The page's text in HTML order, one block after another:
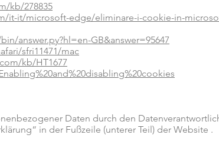
kb/278835
it/microsoft-edge/eliminare-i-cookie-in-
answer.py?hl=en-GB&answer=95647
sfri11471/mac
kb/HT1677
Daten durch den
in der Fußzeile (unterer Teil) der Website .